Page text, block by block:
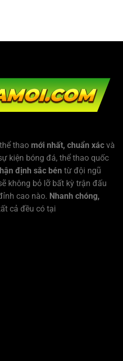
thao mới nhất, chuẩn xác và
kiện bóng đá, thể thao quốc
định sắc bén từ đội ngũ
không bỏ lỡ bất kỳ trận đấu
cao nào. Nhanh chóng,
cả đều có tại